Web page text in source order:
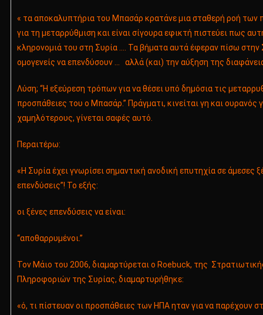
« τα αποκαλυπτήρια του Μπασάρ κρατάνε μια σταθερή ροή των
για τη μεταρρύθμιση και είναι σίγουρα εφικτή πιστεύει πως
κληρονομιά του στη Συρία …. Τα βήματα αυτά έφεραν πίσω στην
ομογενείς να επενδύσουν … αλλά (και) την αύξηση της
Λύση; “Η εξεύρεση τρόπων για να θέσει υπό δημόσια τις
προσπάθειες του ο Μπασάρ.” Πράγματι, κινείται γη και ουρανός
χαμηλότερους, γίνεται σαφές αυτό.
Περαιτέρω:
«Η Συρία έχει γνωρίσει σημαντική ανοδική επυτηχία σε άμεσες
επενδύσεις”! Το εξής:
οι ξένες επενδύσεις να είναι:
“αποθαρρυμένοι.”
Τον Μάιο του 2006, διαμαρτύρεται ο Roebuck, της
Πληροφοριών της Συρίας, διαμαρτυρήθηκε:
«ό, τι πίστευαν οι προσπάθειες των ΗΠΑ ηταν για να παρέχουν